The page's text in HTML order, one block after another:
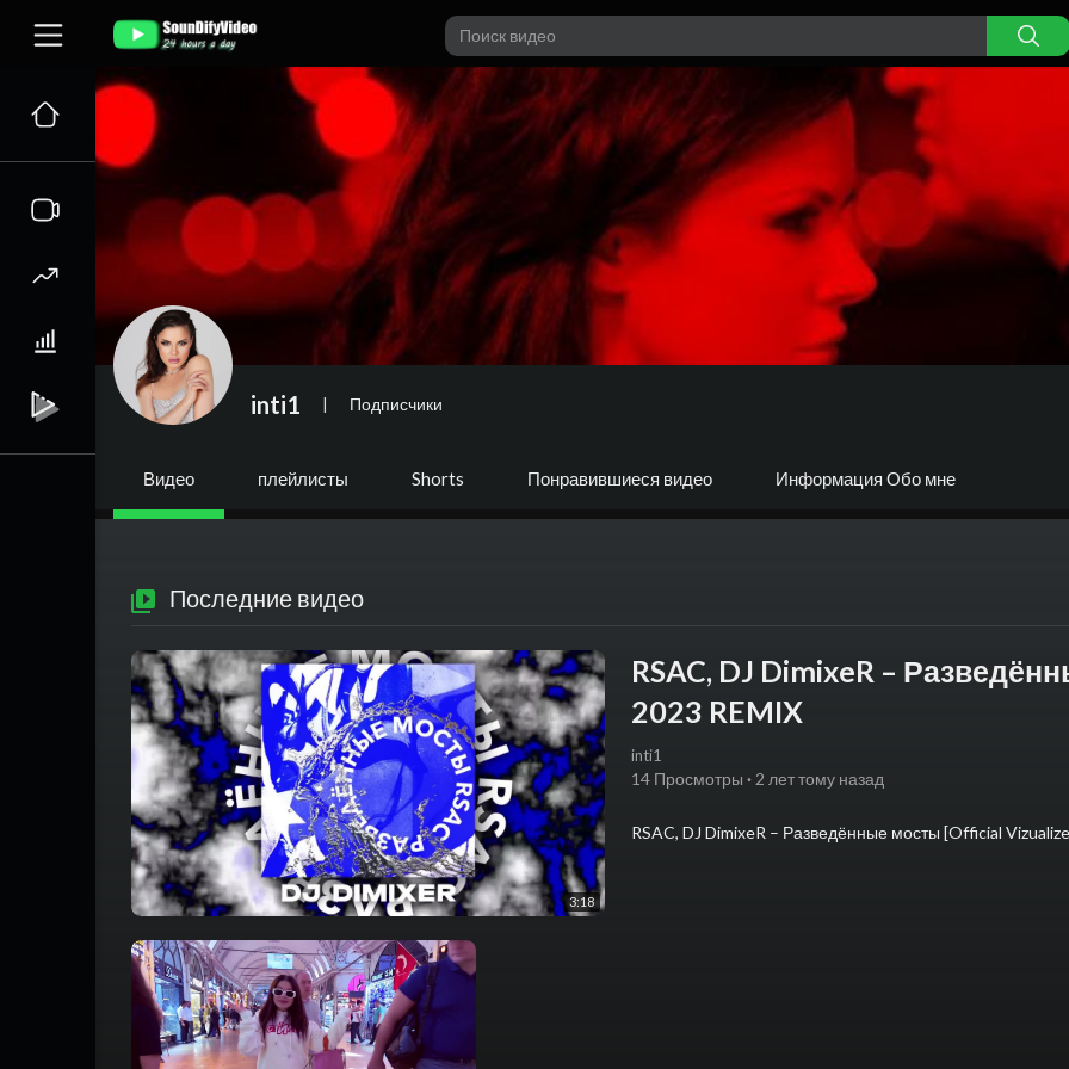
inti1 | Подписчики
Видео плейлисты Shorts Понравившиеся видео Информация Обо мне
Последние видео
3:18
RSAC, DJ DimixeR –
2023 REMIX
inti1
14 Просмотры · 2 лет тому назад
⁣RSAC, DJ DimixeR – Разведённые мосты [Official